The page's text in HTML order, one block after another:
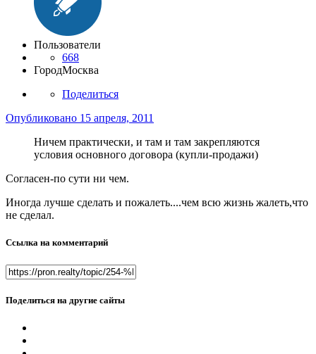
Пользователи
668
ГородМосква
Поделиться
Опубликовано 15 апреля, 2011
Ничем практически, и там и там закрепляются
условия основного договора (купли-продажи)
Согласен-по сути ни чем.
Иногда лучше сделать и пожалеть....чем всю жизнь жалеть,что
не сделал.
Ссылка на комментарий
Поделиться на другие сайты